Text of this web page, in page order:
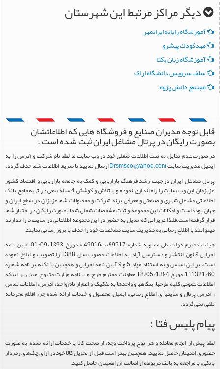
دیگر مراکز مرتبط این شهرستان
آموزشگاه رايانه ايرانمهر
مهدكودك پيشرو
آموزشگاه زبان يکتا
سلف سرويس دانشگاه اراک
مجتمع دانش پژوه
قابل توجه مدیران صنایع و فروشگاه هایی که اطلاعاتشان
بصورت رایگان در پرتال مشاغل ایران ثبت شده است :
در صورت عدم تمایل به ثبت اطلاعات شغلی خود در وب سایت ما لطفا نام شرکت و آدرس را به
ایمیل مدیریت سایتDrsmsco@yahoo.comارسال نمایید تا سریعا اطلاعات شما حذف گردد.
پرتال مشاغل ایران در جهت رشد فرهنگ بازاریابی و کمک به جامعه بازاریابی و اقتصاد کشور
عزیزمان این وب سایت را راه اندازی نموده و با تلاش و کوشش 4 ساله سعی در تهیه جامع بانک
اطلاعاتی مشاغل شهری و صنعتی و معرفی برند شرکت و محصولات شما عزیزان در سطح ایران و
جهان بوده است و امکانات این مجموعه و ثبت مشخصات شغلی شما بصورت رایگان در اختیار شما
قرار گرفته است.فلذا عزیزانی که تمایل به حضور در این مجموعه اطلاعاتی در سایت ما را ندارند
میتوانند با اطلاع رسانی به مدیریت سایت مشخصات خود را حذف یا بروز رسانی نمایند.
هیئت محترم دولت طی مصوبه شماره 99517/ت49016 ه مورخ 01/09/1393، آیین نامه
اجرایی قانون انتشار و دسترسی آزاد به اطلاعات مصوب سال 1388 را تصویب و ابلاغ نموده
است. بر این اساس و به استناد مواد 5 و 9 آیین نامه اجرایی و همچنین با تکیه بر نامه شماره
111321/60 مورخ 18/05/1394 معاونت محترم طرح و برنامه وزارت متبوع مبنی بر اینکه
اطلاعات عمومی کلیه طرحها، بنگاهها و واحدها به تفکیک و اعم از نام واحد، آدرس، اطلاعات تماس
، آدرس پرتال و سایتها ی اطلاع رسانی، ایمیل، محصول و خدمات ارائه شده جزء اقلام محرمانه
تلقی نمی گردد.
پیام پلیس فتا :
لطفا پیش از انجام معامله و هر نوع پرداخت وجه، از صحت کالا یا خدمات ارائه شده، به صورت
حضوری اطمینان حاصل نمایید. همچنین بهتر است قبل از تحویل کالا خود در ازای چک‌های رمزدار
بانکی، با مراجعه به بانک مربوطه از اصالت آن اطمینان حاصل کنید.